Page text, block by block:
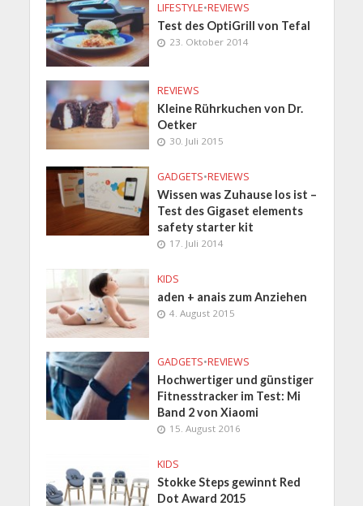
LIFESTYLE•REVIEWS
Test des OptiGrill von Tefal
23. Oktober 2014
REVIEWS
Kleine Rührkuchen von Dr.
Oetker
30. Juli 2015
GADGETS•REVIEWS
Wissen was Zuhause los ist –
Test des Gigaset elements
safety starter kit
17. Juli 2014
KIDS
aden + anais zum Anziehen
4. August 2015
GADGETS•REVIEWS
Hochwertiger und günstiger
Fitnesstracker im Test: Mi
Band 2 von Xiaomi
15. August 2016
KIDS
Stokke Steps gewinnt Red
Dot Award 2015